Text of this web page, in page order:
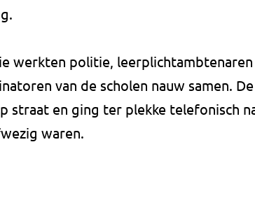
werkten politie, leerplichtambtenaren
van de scholen nauw samen.
straat en ging ter plekke telefonisch
waren.